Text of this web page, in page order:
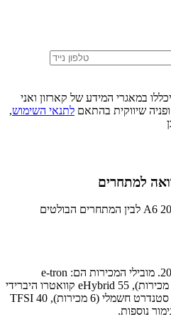
במאגרי המידע של קארזון ואני
שיווקית בהתאם לתנאי השימוש,
השוואת רמות הגימור של אודי A6 2026 לבין המתחרים הבולטים
32 רכבי אודי A6 נמכרו בשנת 2026. מובילי המכירות הם: e-tron
Sportback 50 סופיריור חשמלי (9 מכירות), 55 eHybrid קוואטרו היברידי
(8 מכירות), e-tron Sportback 55 סטנדרט חשמלי (6 מכירות), 40 TFSI